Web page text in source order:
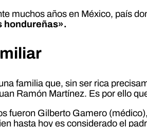
muchos años en México, país
hondureñas».
familia que, sin ser rica
Ramón Martínez. Es por ello
fueron Gilberto Gamero
hasta hoy es considerado el